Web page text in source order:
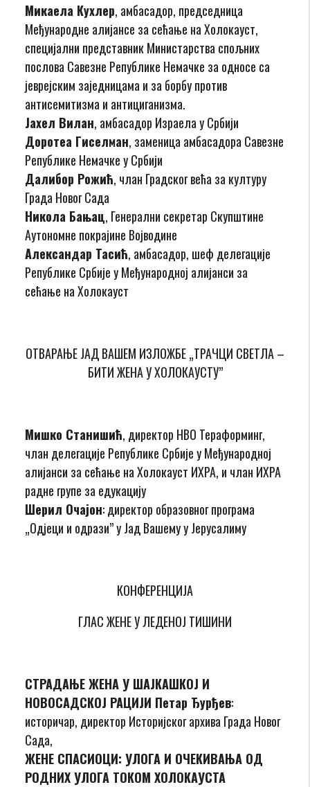
Микаела Кухлер, амбасадор, председница
Међународне алијансе за сећање на Холокауст,
специјални представник Министарства спољних
послова Савезне Републике Немачке за односе са
јеврејским заједницама и за борбу против
антисемитизма и антициганизма.
Јахел Вилан, амбасадор Израела у Србији
Доротеа Гиселман, заменица амбасадора Савезне
Републике Немачке у Србији
Далибор Рожић, члан Градског већа за културу
Града Новог Сада
Никола Бањац, Генерални секретар Скупштине
Аутономне покрајине Војводине
Александар Тасић, амбасадор, шеф делегације
Републике Србије у Међународној алијанси за
сећање на Холокауст
ОТВАРАЊЕ ЈАД ВАШЕМ ИЗЛОЖБЕ „ТРАЧЦИ СВЕТЛА –
БИТИ ЖЕНА У ХОЛОКАУСТУ”
Мишко Станишић, директор НВО Тераформинг,
члан делегације Републике Србије у Међународној
алијанси за сећање на Холокауст ИХРА, и члан ИХРА
радне групе за едукацију
Шерил Очајон: директор образовног програма
„Одјеци и одрази” у Јад Вашему у Јерусалиму
КОНФЕРЕНЦИЈА
ГЛАС ЖЕНЕ У ЛЕДЕНОЈ ТИШИНИ
СТРАДАЊЕ ЖЕНА У ШАЈКАШКОЈ И
НОВОСАДСКОЈ РАЦИЈИ Петар Ђурђев:
историчар, директор Историјског архива Града Новог
Сада,
ЖЕНЕ СПАСИОЦИ: УЛОГА И ОЧЕКИВАЊА ОД
РОДНИХ УЛОГА ТОКОМ ХОЛОКАУСТА